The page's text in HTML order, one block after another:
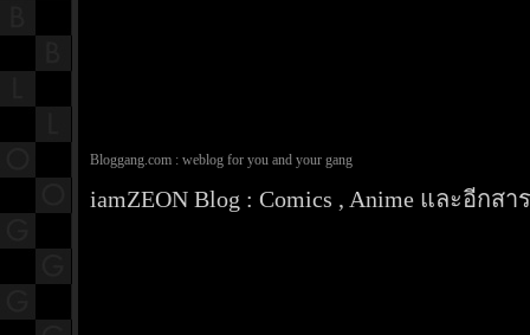
Bloggang.com : weblog for you and your gang
iamZEON Blog : Comics , Anime และอีกสา